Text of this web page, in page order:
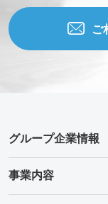
ご
グループ企業情報
事業内容